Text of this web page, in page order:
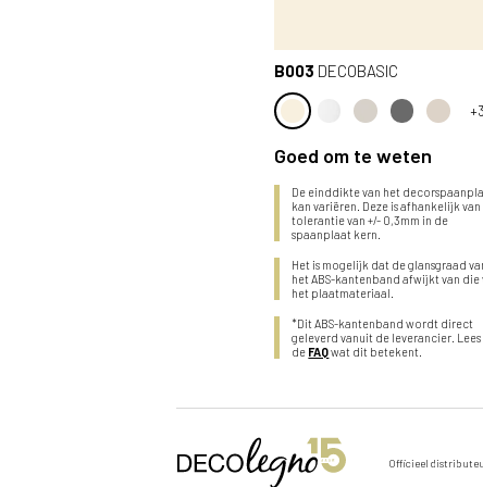
B003 DECOBASIC
+3
Goed om te weten
De einddikte van het
kan variëren. Deze is afhankelijk van
tolerantie van +/- 0,3mm in de
spaanplaat kern.
Het is mogelijk dat de glansgraad
het ABS-kantenband afwijkt van die
het plaatmateriaal.
*Dit ABS-kantenband wordt direct
geleverd vanuit de leverancier. Lees
de FAQwat dit betekent.
Stuur een aanvraag door voor
Officieel